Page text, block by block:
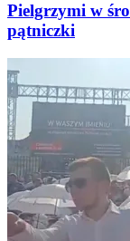
Pielgrzymi w
pątniczki